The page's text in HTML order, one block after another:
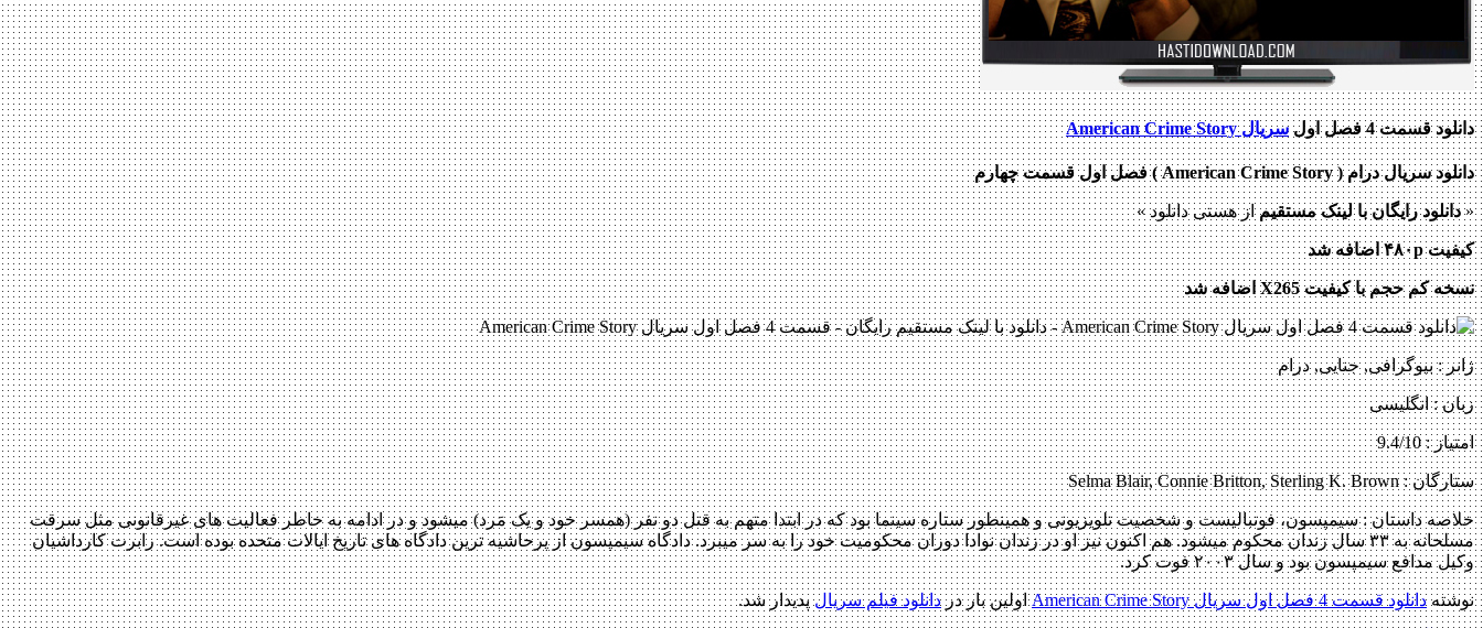
دانلود قسمت 4 فصل اول سریال American Crime Story
دانلود سریال درام ( American Crime Story ) فصل اول قسمت چهارم
«دانلود رایگان بالینک مستقیم از هستی دانلود »
کیفیت ۴۸۰p اضافه شد
نسخه کم حجم با کیفیت X265 اضافه شد
ژانر : بیوگرافی, جنایی, درام
زبان : انگلیسی
امتیاز : 9.4/10
ستارگان : Selma Blair, Connie Britton, Sterling K. Brown
خلاصه داستان :سیمپسون، فوتبالیست و شخصیت تلویزیونی و همینطور ستاره سینما بود که در ابتدا متهم به قتل دو نفر (همسر خود و یک مَرد) میشود و در ادامه به خاطر فعالیت های غیرقانونی مثل سرقت
مسلحانه به ۳۳ سال زندان محکوم میشود. هم اکنون نیز او در زندان نوادا دوران محکومیت خود را به سر میبرد. دادگاه سیمپسون از پرحاشیه ترین دادگاه های تاریخ ایالات متحده بوده است. رابرت کارداشیان
وکیل مدافع سیمپسون بود و سال ۲۰۰۳ فوت کرد.
نوشته دانلود قسمت 4 فصل اول سریال American Crime Story اولین بار در دانلود فیلم سریالپدیدار شد.